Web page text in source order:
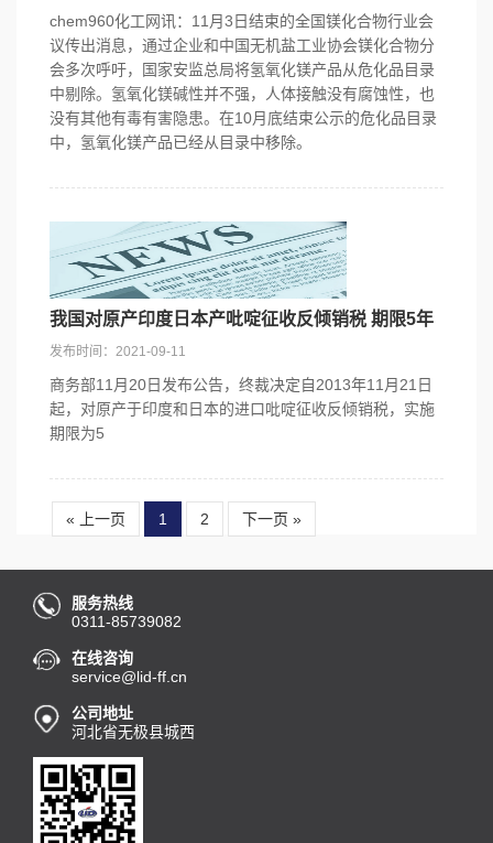
chem960化工网讯：11月3日结束的全国镁化合物行业会
议传出消息，通过企业和中国无机盐工业协会镁化合物分
会多次呼吁，国家安监总局将氢氧化镁产品从危化品目录
中剔除。氢氧化镁碱性并不强，人体接触没有腐蚀性，也
没有其他有毒有害隐患。在10月底结束公示的危化品目录
中，氢氧化镁产品已经从目录中移除。
我国对原产印度日本产吡啶征收反倾销税 期限5年
发布时间：2021-09-11
商务部11月20日发布公告，终裁决定自2013年11月21日
起，对原产于印度和日本的进口吡啶征收反倾销税，实施
期限为5
« 上一页 1 2 下一页 »
服务热线
0311-85739082
在线咨询
service@lid-ff.cn
公司地址
河北省无极县城西